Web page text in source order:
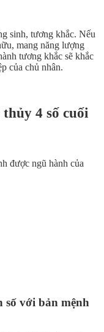
sinh, tương khắc. Nếu
mang năng lượng
tương khắc sẽ khắc
của chủ nhân.
4 số cuối
được ngũ hành của
số với bản mệnh